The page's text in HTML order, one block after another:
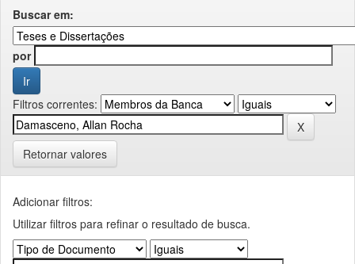
Buscar em:
por
Filtros correntes:
Retornar valores
Adicionar filtros:
Utilizar filtros para refinar o resultado de busca.